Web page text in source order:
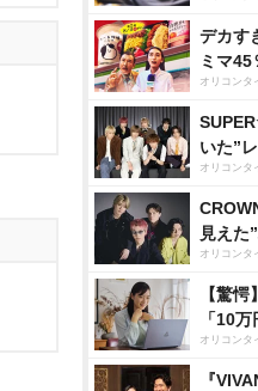
デカす
ミマ
オリコンタ
いた”
オリコンタ
見えた
オリコンタ
【驚
「10
オリコンタ
『